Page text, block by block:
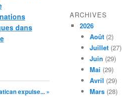
dans
expulse... »
ARCHIVES
2026
Août (2)
Juillet (27)
Juin (29)
Mai (29)
Avril (29)
Mars (28)